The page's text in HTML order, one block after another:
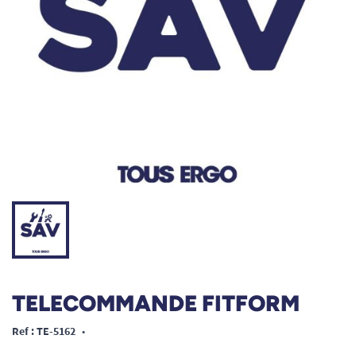
TELECOMMANDE FITFORM
Ref : TE-5162 •